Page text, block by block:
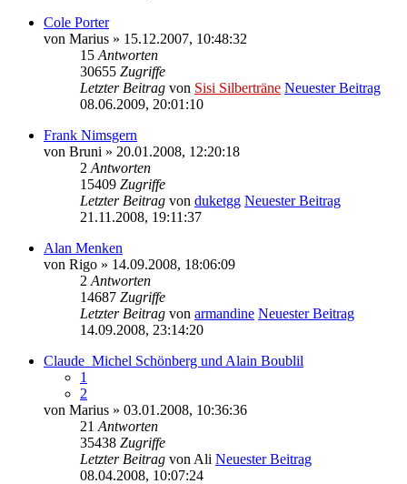
Cole Porter
von Marius » 15.12.2007, 10:48:32
15 Antworten
30655 Zugriffe
Letzter Beitrag von Sisi Silberträne Neuester Beitrag
08.06.2009, 20:01:10
Frank Nimsgern
von Bruni » 20.01.2008, 12:20:18
2 Antworten
15409 Zugriffe
Letzter Beitrag von duketgg Neuester Beitrag
21.11.2008, 19:11:37
Alan Menken
von Rigo » 14.09.2008, 18:06:09
2 Antworten
14687 Zugriffe
Letzter Beitrag von armandine Neuester Beitrag
14.09.2008, 23:14:20
Claude_Michel Schönberg und Alain Boublil
1
2
von Marius » 03.01.2008, 10:36:36
21 Antworten
35438 Zugriffe
Letzter Beitrag von Ali Neuester Beitrag
08.04.2008, 10:07:24